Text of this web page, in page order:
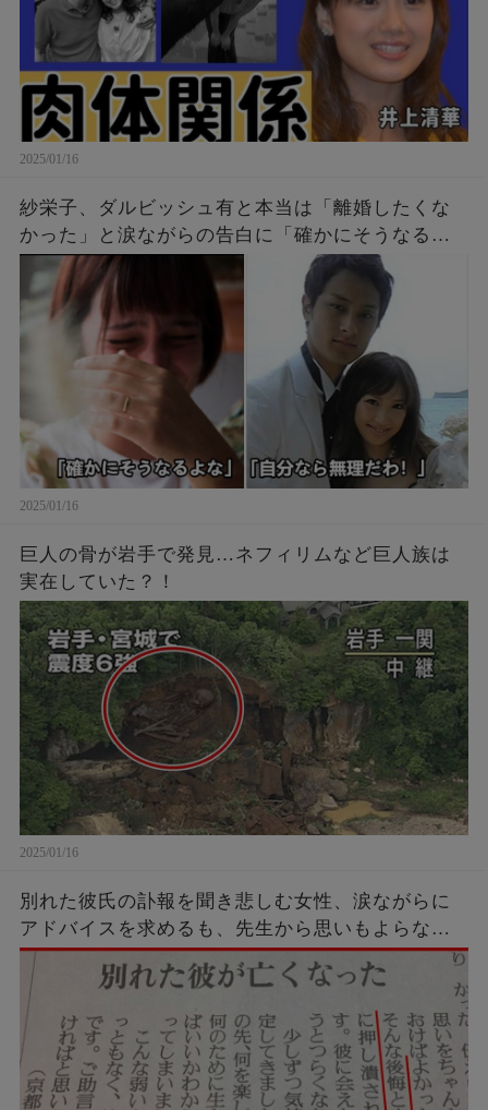
2025/01/16
紗栄子、ダルビッシュ有と本当は「離婚したくな
かった」と涙ながらの告白に「確かにそうなるよ
な」「自分なら無理だわ！」
2025/01/16
巨人の骨が岩手で発見…ネフィリムなど巨人族は
実在していた？！
2025/01/16
別れた彼氏の訃報を聞き悲しむ女性、涙ながらに
アドバイスを求めるも、先生から思いもよらない
強烈カウンターを受けてしまう…